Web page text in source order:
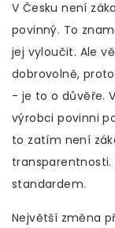
V Česku není
povinný. To
jej vyloučit. Ale
dobrovolně,
- je to o důvěře.
výrobci povinni
to zatím není
standardem.
Největší změna